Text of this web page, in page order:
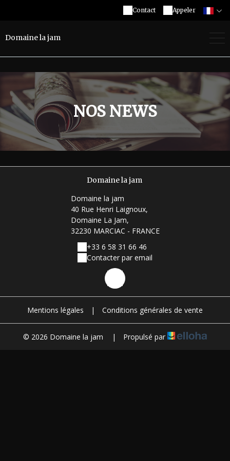
Appeler
Contact
Domaine la jam
NOS NEWS
Domaine la jam
Domaine la jam
40 Rue Henri Laignoux,
Domaine La Jam,
32230 MARCIAC - FRANCE
+33 6 58 31 66 46
Contacter par email
Mentions légales | Conditions générales de vente
© 2026 Domaine la jam | Propulsé par